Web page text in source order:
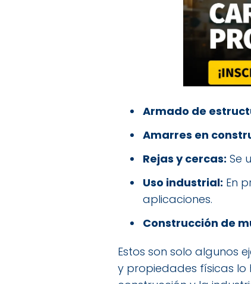
Armado de
Amarres en
Rejas y cercas: Se
Uso industrial: En
aplicaciones.
Construcción de
Estos son solo algunos
y propiedades físicas lo